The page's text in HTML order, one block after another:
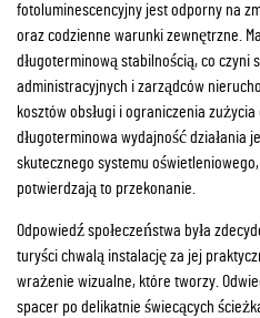
fotoluminescencyjny jest odporny na
oraz codzienne warunki zewnętrzne.
długoterminową stabilnością, co czyni
administracyjnych i zarządców
kosztów obsługi i ograniczenia
długoterminowa wydajność działania
skutecznego systemu
potwierdzają to przekonanie.
Odpowiedź społeczeństwa była
turyści chwalą instalację za jej
wrażenie wizualne, które tworzy.
spacer po delikatnie świecących